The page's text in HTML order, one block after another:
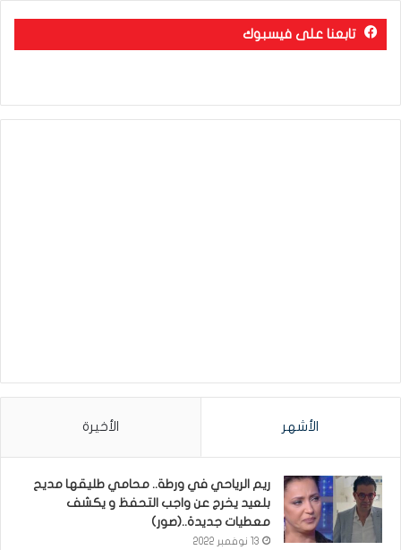
تابعنا على فيسبوك
الأشهر الأخيرة
ريم الرياحي في ورطة.. محامي طليقها مديح
بلعيد يخرج عن واجب التحفظ و يكشف
معطيات جديدة..(صور)
13 نوفمبر 2022